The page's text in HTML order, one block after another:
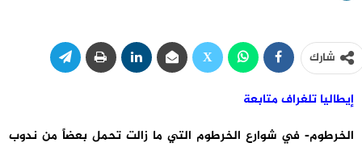
شارك
إيطاليا تلغراف متابعة
الخرطوم- في شوارع الخرطوم التي ما زالت تحمل بعضاً من ندوب